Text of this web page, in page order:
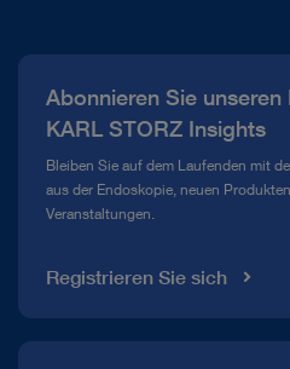
Compliance Hotline
Mediathek
Abonnieren Sie unseren
KARL STORZ Insights
Bleiben Sie auf dem Laufenden mit
aus der Endoskopie, neuen
Veranstaltungen.
Registrieren Sie sich